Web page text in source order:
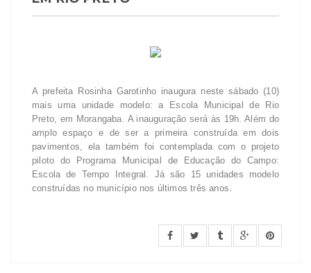
A prefeita Rosinha Garotinho inaugura neste sábado (10)
mais uma unidade modelo: a Escola Municipal de Rio
Preto, em Morangaba. A inauguração será às 19h. Além do
amplo espaço e de ser a primeira construída em dois
pavimentos, ela também foi contemplada com o projeto
piloto do Programa Municipal de Educação do Campo:
Escola de Tempo Integral. Já são 15 unidades modelo
construídas no município nos últimos três anos.